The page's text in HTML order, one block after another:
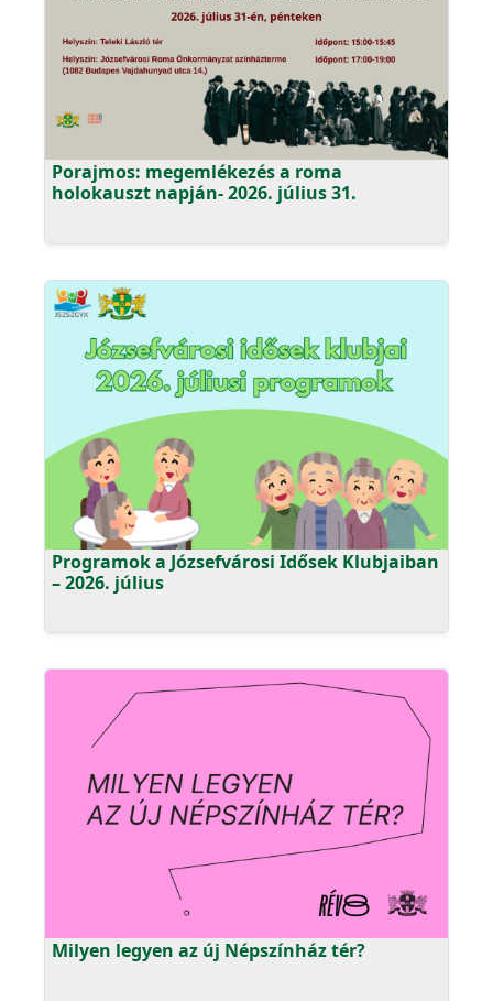
Porajmos: megemlékezés a roma
holokauszt napján- 2026. július 31.
Programok a Józsefvárosi Idősek Klubjaiban
– 2026. július
Milyen legyen az új Népszínház tér?